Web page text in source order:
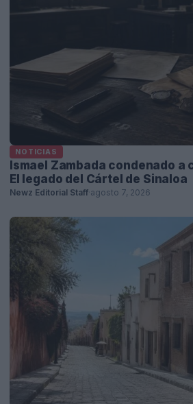
NOTICIAS
Ismael Zambada condenado a
El legado del Cártel de Sinaloa
Newz Editorial Staff agosto 7, 2026